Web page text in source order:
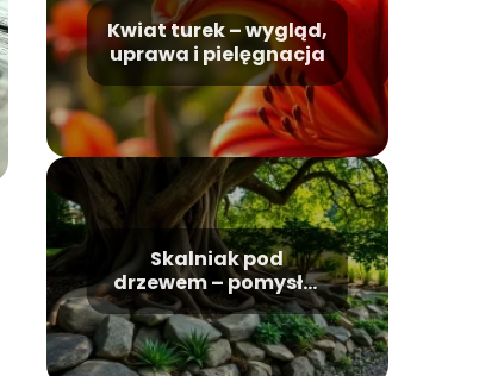
Kwiat turek – wygląd,
uprawa i pielęgnacja
Skalniak pod
drzewem – pomysły,
rośliny, pielęgnacja